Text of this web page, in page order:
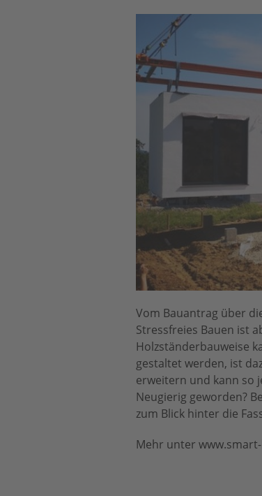
Vom Bauantrag über
Stressfreies Bauen ist
Holzständerbauweise
gestaltet werden, ist
erweitern und kann so
Neugierig geworden?
zum Blick hinter die
Mehr unter